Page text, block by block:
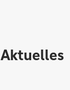
Aktuelles